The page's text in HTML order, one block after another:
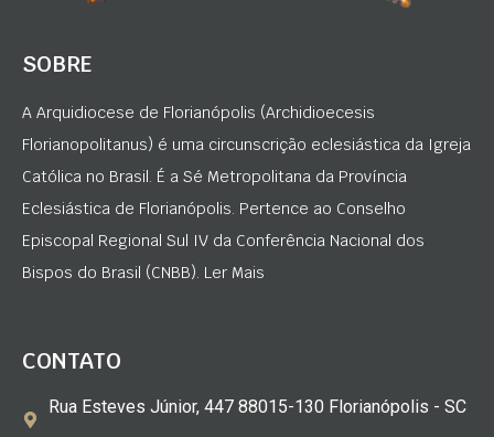
SOBRE
A Arquidiocese de Florianópolis (Archidioecesis
Florianopolitanus) é uma circunscrição eclesiástica da Igreja
Católica no Brasil. É a Sé Metropolitana da Província
Eclesiástica de Florianópolis. Pertence ao Conselho
Episcopal Regional Sul IV da Conferência Nacional dos
Bispos do Brasil (CNBB). Ler Mais
CONTATO
Rua Esteves Júnior, 447 88015-130 Florianópolis - SC